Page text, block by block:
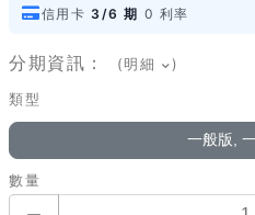
信用卡 3/6 期 0 利率
分期資訊： (明細 )
類型
一般版,
數量